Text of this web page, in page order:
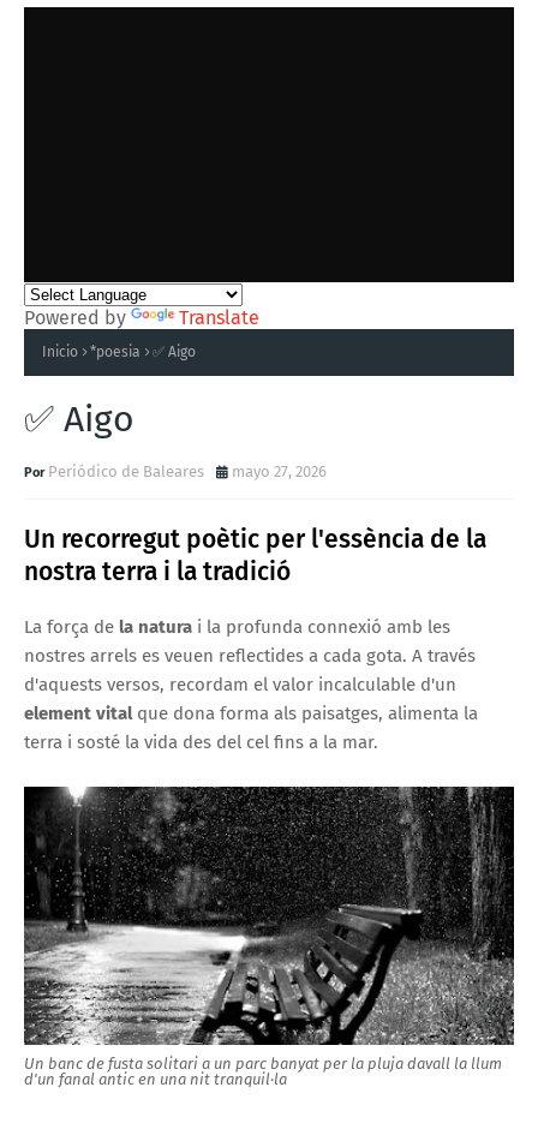
Powered by Translate
Inicio *poesia ✅ Aigo
✅ Aigo
Periódico de Baleares mayo 27, 2026
Un recorregut poètic per l'essència de la
nostra terra i la tradició
La força de la natura i la profunda connexió amb les
nostres arrels es veuen reflectides a cada gota. A través
d'aquests versos, recordam el valor incalculable d'un
element vitalque dona forma als paisatges, alimenta la
terra i sosté la vida des del cel fins a la mar.
Un banc de fusta solitari a un parc banyat per la pluja davall la llum
d'un fanal antic en una nit tranquil·la